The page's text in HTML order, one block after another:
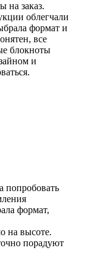
на заказ.
облегчали
формат и
все
блокноты
и
попробовать
формат,
на высоте.
порадуют